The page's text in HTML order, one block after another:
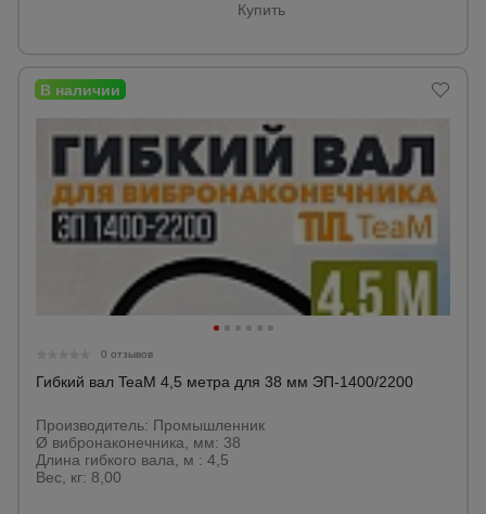
Купить
0 отзывов
Гибкий вал TeaM 4,5 метра для 38 мм ЭП-1400/2200
Производитель: Промышленник
Ø вибронаконечника, мм: 38
Длина гибкого вала, м : 4,5
Вес, кг: 8,00